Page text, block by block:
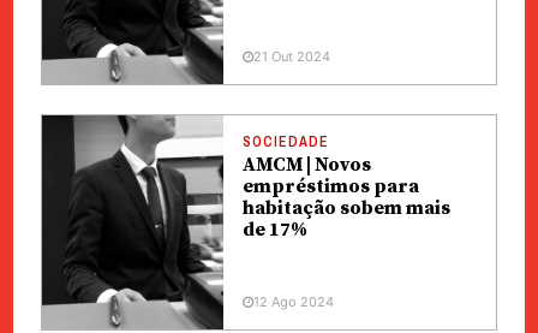
21 Out 2024
SOCIEDADE
AMCM | Novos
empréstimos para
habitação sobem mais
de 17%
12 Ago 2024